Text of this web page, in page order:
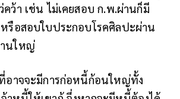
ว้า เช่น ไม่เคยสอบ ก.พ.ผ่านก็มี
รือสอบใบประกอบโรคศิลปะผ่าน
นใหญ่
อาจจะมีการก่อหนี้ก้อนใหญ่ทั้ง